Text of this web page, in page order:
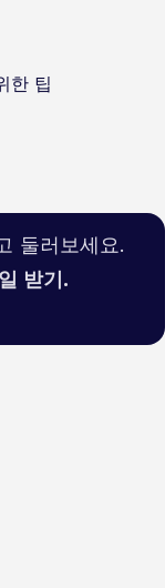
한 팁
둘러보세요.
받기.